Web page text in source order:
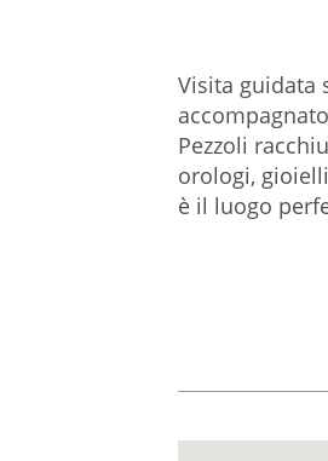
Visita guidata
Pezzoli
orologi,
è il luogo